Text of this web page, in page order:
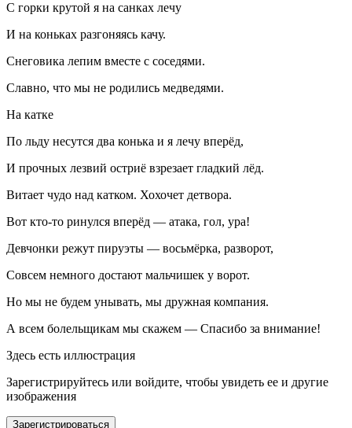
С горки крутой я на санках лечу
И на коньках разгоняясь качу.
Снеговика лепим вместе с соседями.
Славно, что мы не родились медведями.
На катке
По льду несутся два конька и я лечу вперёд,
И прочных лезвий остриё взрезает гладкий лёд.
Витает чудо над катком. Хохочет детвора.
Вот кто-то ринулся вперёд — атака, гол, ура!
Девчонки режут пируэты — восьмёрка, разворот,
Совсем немного достают мальчишек у ворот.
Но мы не будем унывать, мы дружная компания.
А всем болельщикам мы скажем — Спасибо за внимание!
Здесь есть иллюстрация
Зарегистрируйтесь или войдите, чтобы увидеть ее и другие
изображения
Зарегистрироваться